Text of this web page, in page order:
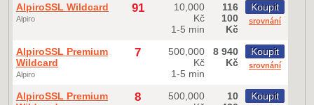
AlpiroSSL Wildcard
Alpiro
91
10,000
Kč
1-5 min
116
100
Kč
Koupit
srovnání
AlpiroSSL Premium
Wildcard
Alpiro
7
500,000
Kč
1-5 min
8 940
Kč
Koupit
srovnání
AlpiroSSL Premium
8
500,000
10
Koupit